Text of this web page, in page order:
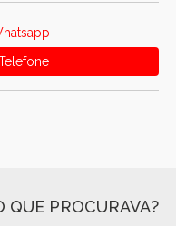
QUE PROCURAVA?